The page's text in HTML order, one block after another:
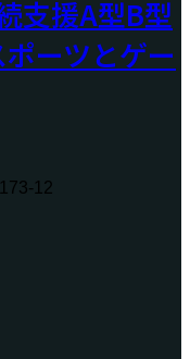
支援A型B型
ーツとゲー
12